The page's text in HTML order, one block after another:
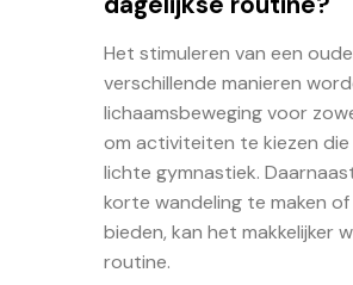
Het stimuleren van een
verschillende manieren
lichaamsbeweging voor
om activiteiten te kiezen die
lichte gymnastiek.
korte wandeling te maken
bieden, kan het makkelijker
routine.